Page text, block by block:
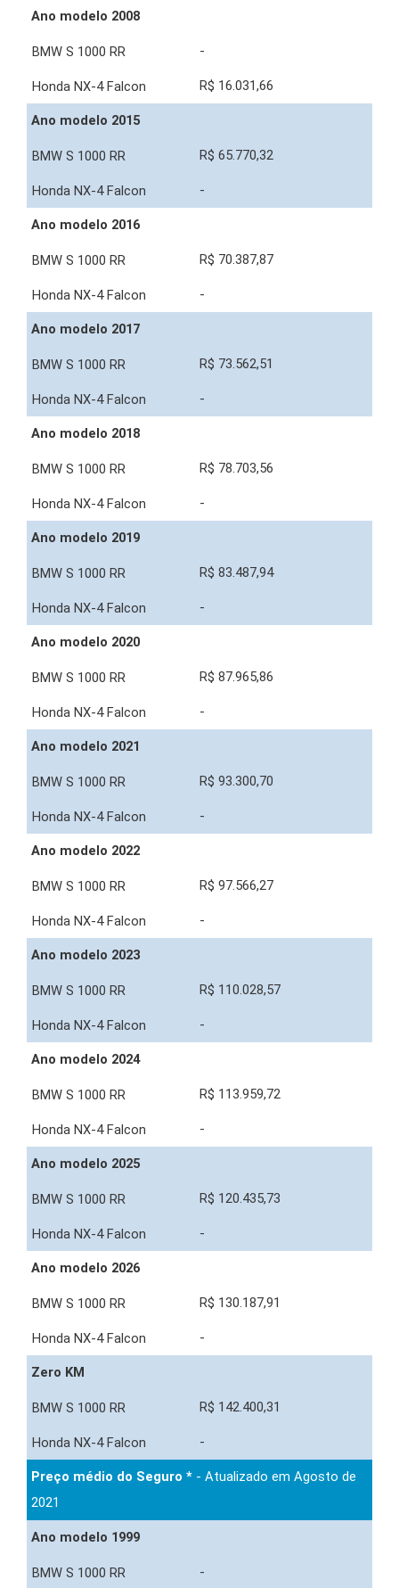
Ano modelo 2008
-
R$ 16.031,66
Ano modelo 2015
R$ 65.770,32
-
Ano modelo 2016
R$ 70.387,87
-
Ano modelo 2017
R$ 73.562,51
-
Ano modelo 2018
R$ 78.703,56
-
Ano modelo 2019
R$ 83.487,94
-
Ano modelo 2020
R$ 87.965,86
-
Ano modelo 2021
R$ 93.300,70
-
Ano modelo 2022
R$ 97.566,27
-
Ano modelo 2023
R$ 110.028,57
-
Ano modelo 2024
R$ 113.959,72
-
Ano modelo 2025
R$ 120.435,73
-
Ano modelo 2026
R$ 130.187,91
-
Zero KM
R$ 142.400,31
-
Preço médio do Seguro * - Atualizado em Agosto de
2021
Ano modelo 1999
-